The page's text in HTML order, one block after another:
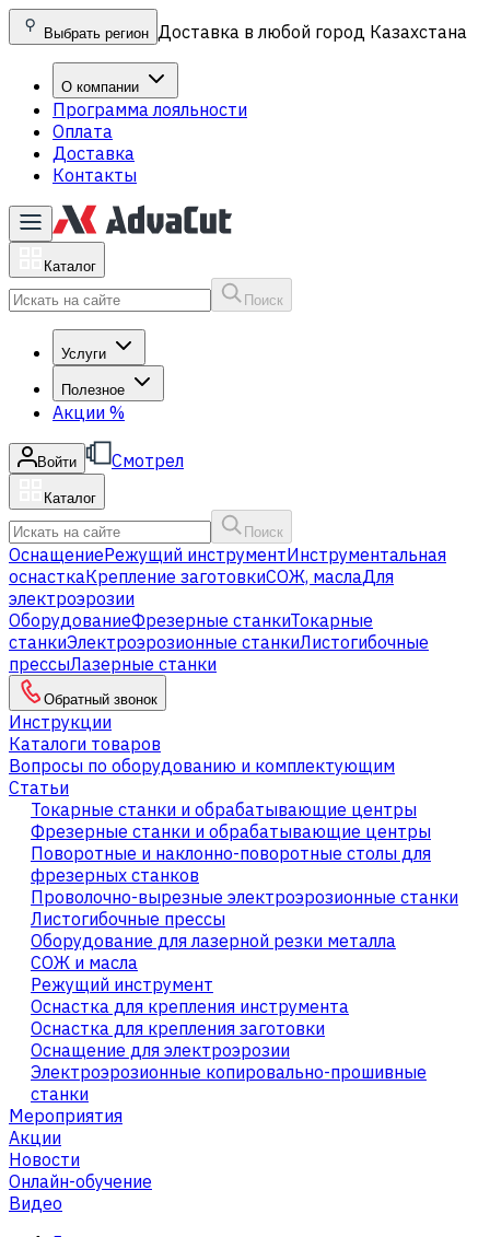
Выбрать регион Доставка в любой город Казахстана
О компании
Программа лояльности
Оплата
Доставка
Контакты
Каталог
Поиск
Услуги
Полезное
Акции %
Войти Смотрел
Каталог
Поиск
ОснащениеРежущий инструментИнструментальная
оснасткаКрепление заготовкиСОЖ, маслаДля
электроэрозии
ОборудованиеФрезерные станкиТокарные
станкиЭлектроэрозионные станкиЛистогибочные
прессыЛазерные станки
Обратный звонок
Инструкции
Каталоги товаров
Вопросы по оборудованию и комплектующим
Статьи
Токарные станки и обрабатывающие центры
Фрезерные станки и обрабатывающие центры
Поворотные и наклонно-поворотные столы для
фрезерных станков
Проволочно-вырезные электроэрозионные станки
Листогибочные прессы
Оборудование для лазерной резки металла
СОЖ и масла
Режущий инструмент
Оснастка для крепления инструмента
Оснастка для крепления заготовки
Оснащение для электроэрозии
Электроэрозионные копировально-прошивные
станки
Мероприятия
Акции
Новости
Онлайн-обучение
Видео